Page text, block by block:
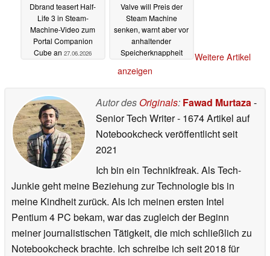
Dbrand teasert Half-
Life 3 in Steam-
Machine-Video zum
Portal Companion
Cube an 27.06.2026
Valve will Preis der
Steam Machine
senken, warnt aber vor
anhaltender
Speicherknappheit
Weitere Artikel
anzeigen
Autor des Originals: Fawad Murtaza-
Senior Tech Writer- 1674 Artikel auf
Notebookcheck veröffentlichtseit
2021
Ich bin ein Technikfreak. Als Tech-
Junkie geht meine Beziehung zur Technologie bis in
meine Kindheit zurück. Als ich meinen ersten Intel
Pentium 4 PC bekam, war das zugleich der Beginn
meiner journalistischen Tätigkeit, die mich schließlich zu
Notebookcheck brachte. Ich schreibe ich seit 2018 für